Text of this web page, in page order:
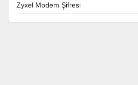
Zyxel Modem Şifresi